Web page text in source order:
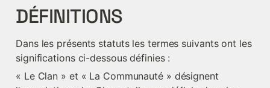
DÉFINITIONS
Dans les présents statuts les termes suivants ont les
significations ci-dessous définies :
« Le Clan » et « La Communauté » désignent